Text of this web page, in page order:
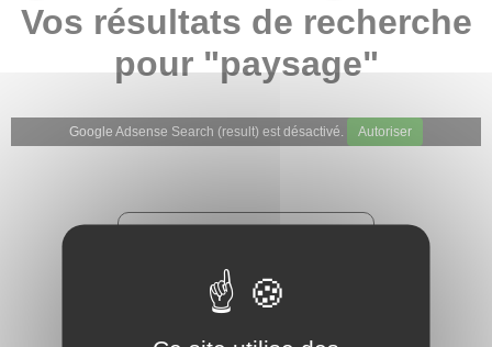
Vos résultats de recherche
pour "paysage"
Google Adsense Search (result) est désactivé. Autoriser
★★★★★
Etsy : 900 ventes, 294 avis